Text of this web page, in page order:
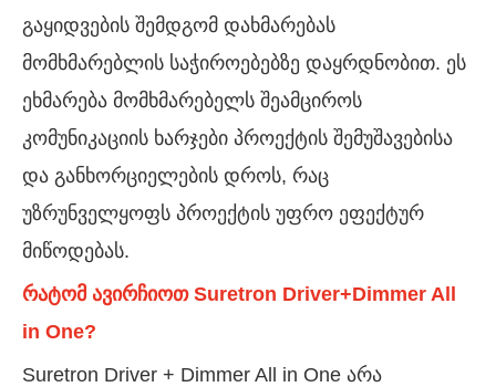
გაყიდვების შემდგომ დახმარებას
მომხმარებლის საჭიროებებზე დაყრდნობით. ეს
ეხმარება მომხმარებელს შეამციროს
კომუნიკაციის ხარჯები პროექტის შემუშავებისა
და განხორციელების დროს, რაც
უზრუნველყოფს პროექტის უფრო ეფექტურ
მიწოდებას.
რატომ ავირჩიოთ Suretron Driver+Dimmer All
in One?
Suretron Driver + Dimmer All in One არა